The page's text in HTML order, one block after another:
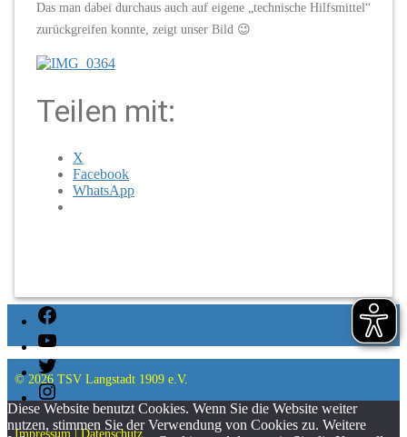
Das man dabei durchaus auch auf eigene „technische Hilfsmittel“
zurückgreifen konnte, zeigt unser Bild 😉
Teilen mit:
X
Facebook
WhatsApp
Facebook
YouTube
Twitter
Instagram
© 2026 TSV Langstadt 1909 e.V.
Impressum|Datenschutz
Diese Website benutzt Cookies. Wenn Sie die Website weiter
nutzen, stimmen Sie der Verwendung von Cookies zu. Weitere